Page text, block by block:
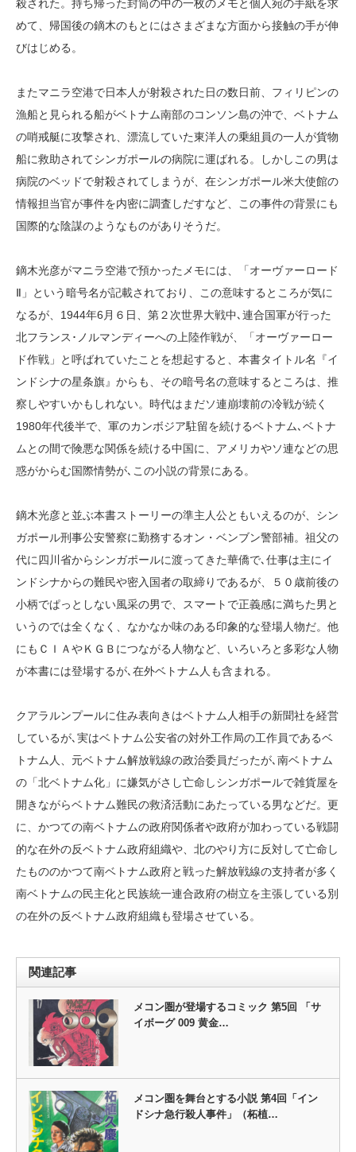
殺された。持ち帰った封筒の中の一枚のメモと個人宛の手紙を求
めて、帰国後の鏑木のもとにはさまざまな方面から接触の手が伸
びはじめる。
またマニラ空港で日本人が射殺された日の数日前、フィリピンの
漁船と見られる船がベトナム南部のコンソン島の沖で、ベトナム
の哨戒艇に攻撃され、漂流していた東洋人の乗組員の一人が貨物
船に救助されてシンガポールの病院に運ばれる。しかしこの男は
病院のベッドで射殺されてしまうが、在シンガポール米大使館の
情報担当官が事件を内密に調査しだすなど、この事件の背景にも
国際的な陰謀のようなものがありそうだ。
鏑木光彦がマニラ空港で預かったメモには、「オーヴァーロード
Ⅱ」という暗号名が記載されており、この意味するところが気に
なるが、1944年6月６日、第２次世界大戦中､連合国軍が行った
北フランス･ノルマンディーへの上陸作戦が、「オーヴァーロー
ド作戦」と呼ばれていたことを想起すると、本書タイトル名『イ
ンドシナの星条旗』からも、その暗号名の意味するところは、推
察しやすいかもしれない。時代はまだソ連崩壊前の冷戦が続く
1980年代後半で、軍のカンボジア駐留を続けるベトナム､ベトナ
ムとの間で険悪な関係を続ける中国に、アメリカやソ連などの思
惑がからむ国際情勢が､この小説の背景にある。
鏑木光彦と並ぶ本書ストーリーの準主人公ともいえるのが、シン
ガポール刑事公安警察に勤務するオン・ベンブン警部補。祖父の
代に四川省からシンガポールに渡ってきた華僑で､仕事は主にイ
ンドシナからの難民や密入国者の取締りであるが、５０歳前後の
小柄でぱっとしない風采の男で、スマートで正義感に満ちた男と
いうのでは全くなく、なかなか味のある印象的な登場人物だ。他
にもＣＩＡやＫＧＢにつながる人物など、いろいろと多彩な人物
が本書には登場するが､在外ベトナム人も含まれる。
クアラルンプールに住み表向きはベトナム人相手の新聞社を経営
しているが､実はベトナム公安省の対外工作局の工作員であるベ
トナム人、元ベトナム解放戦線の政治委員だったが､南ベトナム
の「北ベトナム化」に嫌気がさし亡命しシンガポールで雑貨屋を
開きながらベトナム難民の救済活動にあたっている男などだ。更
に、かつての南ベトナムの政府関係者や政府が加わっている戦闘
的な在外の反ベトナム政府組織や、北のやり方に反対して亡命し
たもののかつて南ベトナム政府と戦った解放戦線の支持者が多く
南ベトナムの民主化と民族統一連合政府の樹立を主張している別
の在外の反ベトナム政府組織も登場させている。
関連記事
メコン圏が登場するコミック 第5回 「サ
イボーグ 009 黄金…
メコン圏を舞台とする小説 第4回「イン
ドシナ急行殺人事件」（柘植…